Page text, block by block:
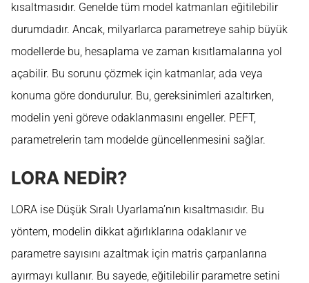
kısaltmasıdır. Genelde tüm model katmanları eğitilebilir
durumdadır. Ancak, milyarlarca parametreye sahip büyük
modellerde bu, hesaplama ve zaman kısıtlamalarına yol
açabilir. Bu sorunu çözmek için katmanlar, ada veya
konuma göre dondurulur. Bu, gereksinimleri azaltırken,
modelin yeni göreve odaklanmasını engeller. PEFT,
parametrelerin tam modelde güncellenmesini sağlar.
LORA NEDİR?
LORA ise Düşük Sıralı Uyarlama’nın kısaltmasıdır. Bu
yöntem, modelin dikkat ağırlıklarına odaklanır ve
parametre sayısını azaltmak için matris çarpanlarına
ayırmayı kullanır. Bu sayede, eğitilebilir parametre setini